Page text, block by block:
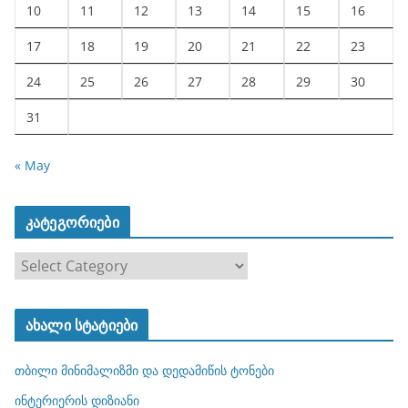
10 11 12 13 14 15 16
17 18 19 20 21 22 23
24 25 26 27 28 29 30
31
« May
კატეგორიები
ა
ტ
ო
რ
ახალი სტატიები
თბილი მინიმალიზმი და დედამიწის ტონები
ინტერიერის დიზიანი